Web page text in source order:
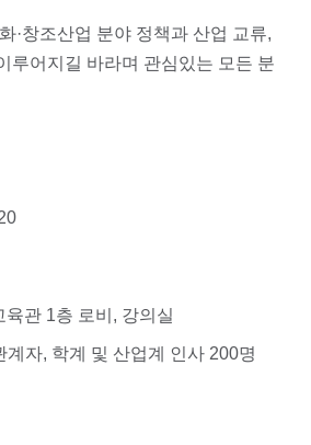
·창조산업 분야 정책과 산업 교류,
루어지길 바라며 관심있는 모든 분
관 1층 로비, 강의실
계자, 학계 및 산업계 인사 200명